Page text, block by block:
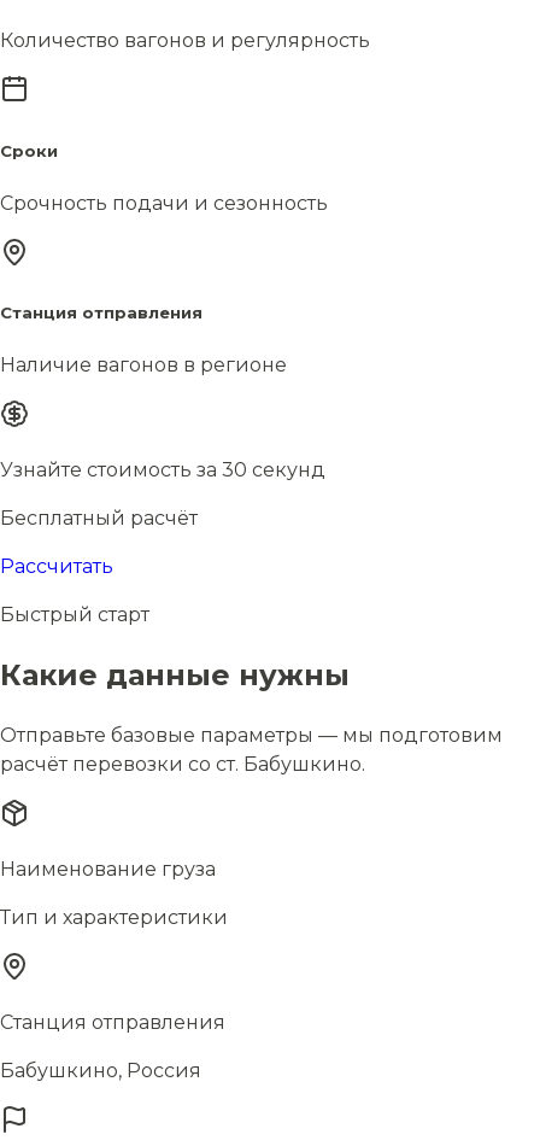
Количество вагонов и регулярность
Сроки
Срочность подачи и сезонность
Станция отправления
Наличие вагонов в регионе
Узнайте стоимость за 30 секунд
Бесплатный расчёт
Рассчитать
Быстрый старт
Какие данные нужны
Отправьте базовые параметры — мы подготовим
расчёт перевозки со ст. Бабушкино.
Наименование груза
Тип и характеристики
Станция отправления
Бабушкино, Россия